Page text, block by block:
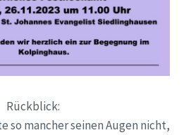
Rückblick:
so mancher seinen Augen nicht,